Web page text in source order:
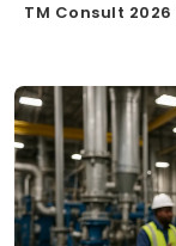
TM Consult 2026